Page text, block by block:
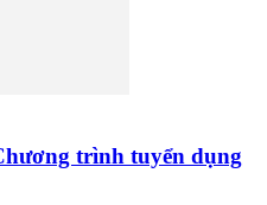
trình tuyển dụng